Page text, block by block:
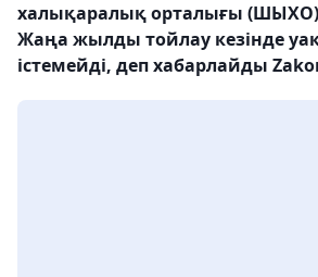
халықаралық орталығы
Жаңа жылды тойлау кезінде
істемейді, деп хабарлайды